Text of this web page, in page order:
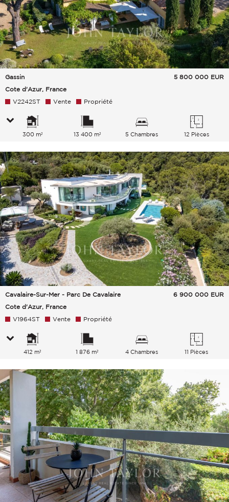
Gassin
Cote d'Azur, France
5 800 000 EUR
V2242ST Vente Propriété
300 m² 13 400 m² 5 Chambres 12 Pièces
Cavalaire-Sur-Mer - Parc De Cavalaire
Cote d'Azur, France
6 900 000 EUR
V1964ST Vente Propriété
412 m² 1 876 m² 4 Chambres 11 Pièces